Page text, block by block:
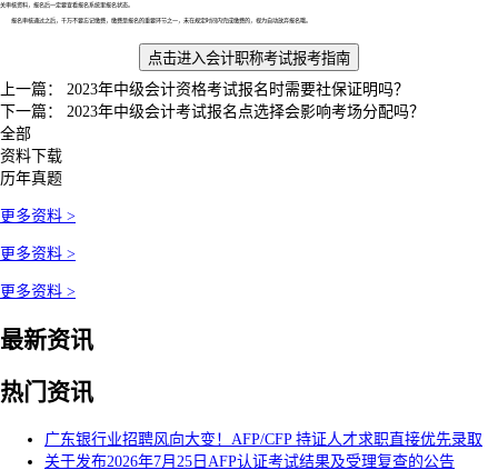
关审核资料，报名后一定要查看报名系统里报名状态。
报名审核通过之后，千万不要忘记缴费，缴费是报名的重要环节之一，未在规定时间内完成缴费的，视为自动放弃报名哦。
点击进入会计职称考试报考指南
上一篇： 2023年中级会计资格考试报名时需要社保证明吗？
下一篇： 2023年中级会计考试报名点选择会影响考场分配吗？
全部
资料下载
历年真题
更多资料 >
更多资料 >
更多资料 >
最新资讯
热门资讯
广东银行业招聘风向大变！AFP/CFP 持证人才求职直接优先录取
关于发布2026年7月25日AFP认证考试结果及受理复查的公告